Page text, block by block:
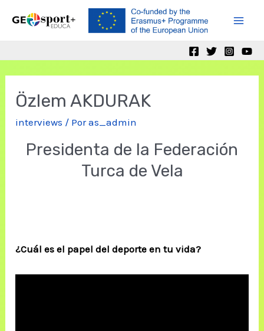
Özlem AKDURAK
interviews / Poras_admin
Presidenta de la Federación
Turca de Vela
¿Cuál es el papel del deporte en tu vida?